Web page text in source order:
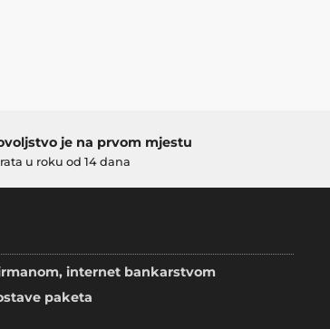
je na prvom mjestu
u roku od 14 dana
internet bankarstvom
paketa